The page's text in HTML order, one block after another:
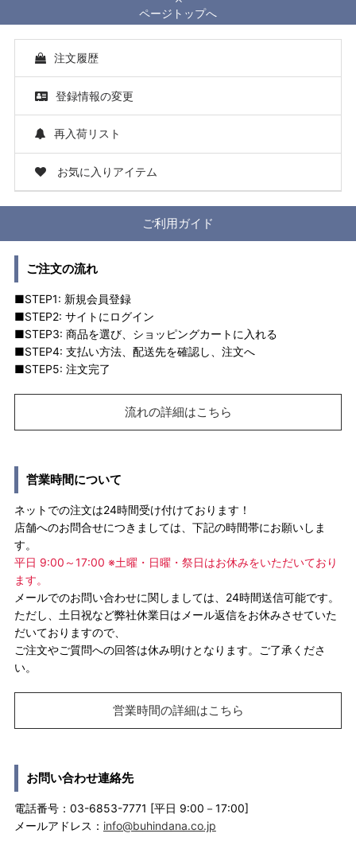
ページトップへ
注文履歴
登録情報の変更
再入荷リスト
お気に入りアイテム
ご利用ガイド
ご注文の流れ
■STEP1: 新規会員登録
■STEP2: サイトにログイン
■STEP3: 商品を選び、ショッピングカートに入れる
■STEP4: 支払い方法、配送先を確認し、注文へ
■STEP5: 注文完了
流れの詳細はこちら
営業時間について
ネットでの注文は24時間受け付けております！
店舗へのお問合せにつきましては、下記の時間帯にお願いしま
す。
平日 9:00～17:00 ※土曜・日曜・祭日はお休みをいただいており
ます。
メールでのお問い合わせに関しましては、24時間送信可能です。
ただし、土日祝など弊社休業日はメール返信をお休みさせていた
だいておりますので、
ご注文やご質問への回答は休み明けとなります。ご了承くださ
い。
営業時間の詳細はこちら
お問い合わせ連絡先
電話番号：03-6853-7771 [平日 9:00－17:00]
メールアドレス： info@buhindana.co.jp